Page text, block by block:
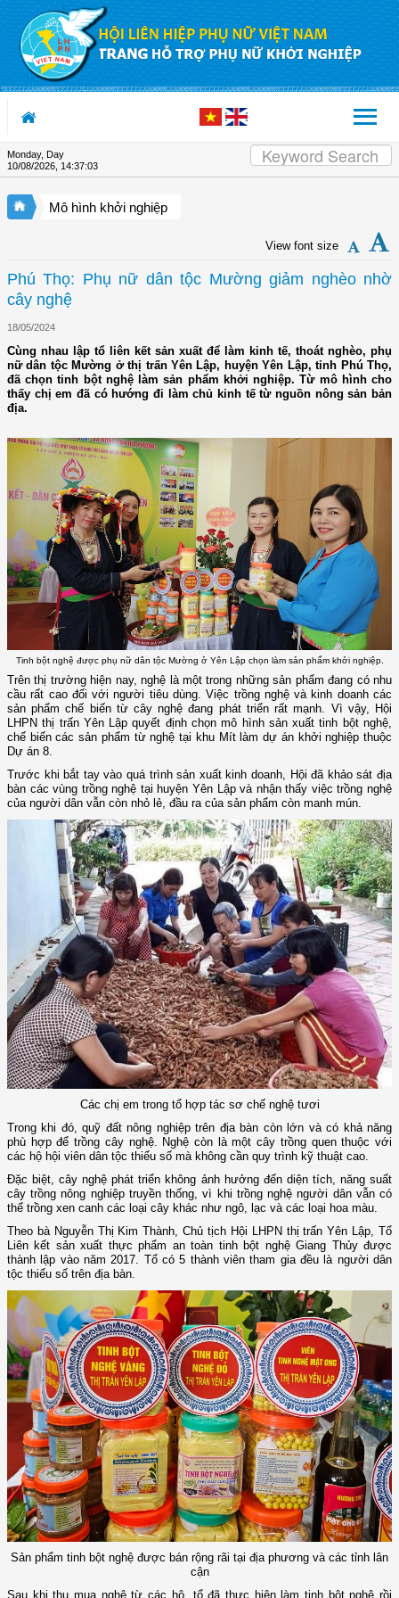
Skip to Content
Monday, Day
10/08/2026 14:37:04
Mô hình khởi nghiệp
View font size
Phú Thọ: Phụ nữ dân tộc Mường giảm nghèo nhờ
cây nghệ
18/05/2024
Cùng nhau lập tổ liên kết sản xuất để làm kinh tế, thoát nghèo, phụ
nữ dân tộc Mường ở thị trấn Yên Lập, huyện Yên Lập, tỉnh Phú Thọ,
đã chọn tinh bột nghệ làm sản phẩm khởi nghiệp. Từ mô hình cho
thấy chị em đã có hướng đi làm chủ kinh tế từ nguồn nông sản bản
địa.
Tinh bột nghệ được phụ nữ dân tộc Mường ở Yên Lập chọn làm sản phẩm khởi nghiệp.
Trên thị trường hiện nay, nghệ là một trong những sản phẩm đang có nhu
cầu rất cao đối với người tiêu dùng. Việc trồng nghệ và kinh doanh các
sản phẩm chế biến từ cây nghệ đang phát triển rất mạnh. Vì vậy, Hội
LHPN thị trấn Yên Lập quyết định chọn mô hình sản xuất tinh bột nghệ,
chế biến các sản phẩm từ nghệ tại khu Mít làm dự án khởi nghiệp thuộc
Dự án 8.
Trước khi bắt tay vào quá trình sản xuất kinh doanh, Hội đã khảo sát địa
bàn các vùng trồng nghệ tại huyện Yên Lập và nhận thấy việc trồng nghệ
của người dân vẫn còn nhỏ lẻ, đầu ra của sản phẩm còn manh mún.
Các chị em trong tổ hợp tác sơ chế nghệ tươi
Trong khi đó, quỹ đất nông nghiệp trên địa bàn còn lớn và có khả năng
phù hợp để trồng cây nghệ. Nghệ còn là một cây trồng quen thuộc với
các hộ hội viên dân tộc thiểu số mà không cần quy trình kỹ thuật cao.
Đặc biệt, cây nghệ phát triển không ảnh hưởng đến diện tích, năng suất
cây trồng nông nghiệp truyền thống, vì khi trồng nghệ người dân vẫn có
thể trồng xen canh các loại cây khác như ngô, lạc và các loại hoa màu.
Theo bà Nguyễn Thị Kim Thành, Chủ tịch Hội LHPN thị trấn Yên Lập, Tổ
Liên kết sản xuất thực phẩm an toàn tinh bột nghệ Giang Thủy được
thành lập vào năm 2017. Tổ có 5 thành viên tham gia đều là người dân
tộc thiểu số trên địa bàn.
Sản phẩm tinh bột nghệ được bán rộng rãi tại địa phương và các tỉnh lân
cận
Sau khi thu mua nghệ từ các hộ, tổ đã thực hiện làm tinh bột nghệ rồi